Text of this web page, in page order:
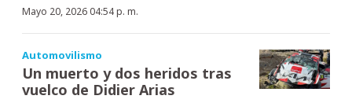
Mayo 20, 2026 04:54 p. m.
Automovilismo
Un muerto y dos heridos tras
vuelco de Didier Arias